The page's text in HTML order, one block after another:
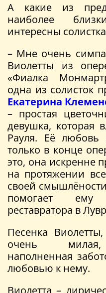
А какие из
наиболее
интересны
– Мне очень
Виолетты из
«Фиалка
одна из солисток
Екатерина
– простая
девушка, которая
Рауля. Её любовь
только в конце
это, она искренне
на протяжении
своей
помогает ему
реставратора в
Песенка
очень милая,
наполненная
любовью к нему.